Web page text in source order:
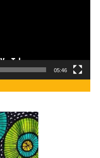
05:46